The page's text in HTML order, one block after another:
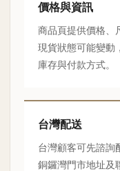
價格與資訊
商品頁提供價格、
現貨狀態可能變動
庫存與付款方式。
台灣配送
台灣顧客可先諮詢
銅鑼灣門市地址及